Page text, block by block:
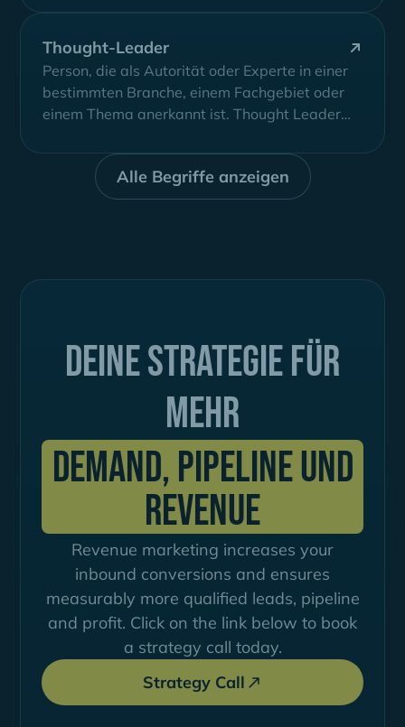
Thought-Leader
Person, die als Autorität oder Experte in einer
bestimmten Branche, einem Fachgebiet oder
einem Thema anerkannt ist. Thought Leader
Alle Begriffe anzeigen
Deine Strategie für
mehr
Demand, Pipeline und
Revenue
Revenue marketing increases your
inbound conversions and ensures
measurably more qualified leads, pipeline
and profit. Click on the link below to book
a strategy call today.
Strategy Call